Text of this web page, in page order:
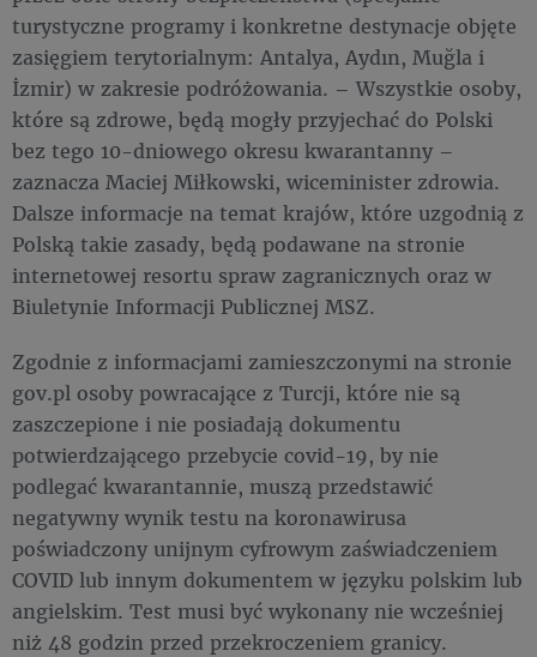
turystyczne programy i konkretne destynacje objęte
zasięgiem terytorialnym: Antalya, Aydın, Muğla i
İzmir) w zakresie podróżowania. – Wszystkie osoby,
które są zdrowe, będą mogły przyjechać do Polski
bez tego 10-dniowego okresu kwarantanny –
zaznacza Maciej Miłkowski, wiceminister zdrowia.
Dalsze informacje na temat krajów, które uzgodnią z
Polską takie zasady, będą podawane na stronie
internetowej resortu spraw zagranicznych oraz w
Biuletynie Informacji Publicznej MSZ.
Zgodnie z informacjami zamieszczonymi na stronie
gov.pl osoby powracające z Turcji, które nie są
zaszczepione i nie posiadają dokumentu
potwierdzającego przebycie covid-19, by nie
podlegać kwarantannie, muszą przedstawić
negatywny wynik testu na koronawirusa
poświadczony unijnym cyfrowym zaświadczeniem
COVID lub innym dokumentem w języku polskim lub
angielskim. Test musi być wykonany nie wcześniej
niż 48 godzin przed przekroczeniem granicy.